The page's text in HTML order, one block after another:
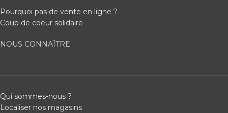
Pourquoi pas de vente en ligne ?
Coup de coeur solidaire
NOUS CONNAÎTRE
Qui sommes-nous ?
Localiser nos magasins